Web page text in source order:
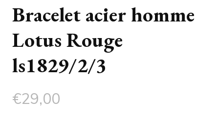
Bracelet acier homme
Lotus Rouge
ls1829/2/3
€29,00